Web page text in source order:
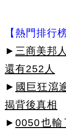
【熱門排行榜
► 三商美邦
還有252人
► 國巨狂瀉
揭背後真相
► 0050也